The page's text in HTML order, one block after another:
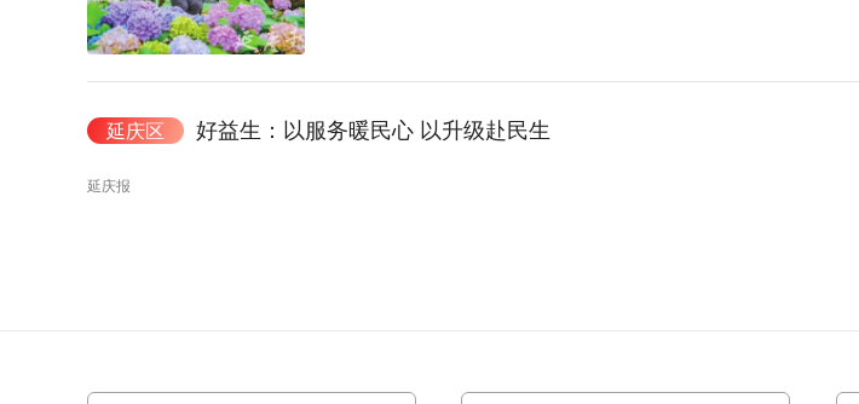
延庆区 好益生：以服务暖民心 以升级赴民生
延庆报